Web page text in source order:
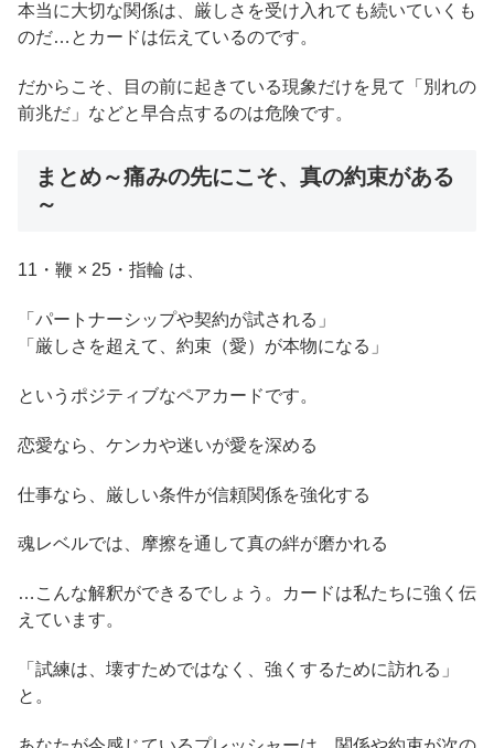
本当に大切な関係は、厳しさを受け入れても続いていくも
のだ…とカードは伝えているのです。
だからこそ、目の前に起きている現象だけを見て「別れの
前兆だ」などと早合点するのは危険です。
まとめ～痛みの先にこそ、真の約束がある
～
11・鞭 × 25・指輪 は、
「パートナーシップや契約が試される」
「厳しさを超えて、約束（愛）が本物になる」
というポジティブなペアカードです。
恋愛なら、ケンカや迷いが愛を深める
仕事なら、厳しい条件が信頼関係を強化する
魂レベルでは、摩擦を通して真の絆が磨かれる
…こんな解釈ができるでしょう。カードは私たちに強く伝
えています。
「試練は、壊すためではなく、強くするために訪れる」
と。